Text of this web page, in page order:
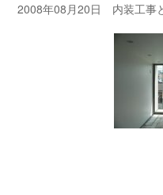
2008年08月20日 内装工事